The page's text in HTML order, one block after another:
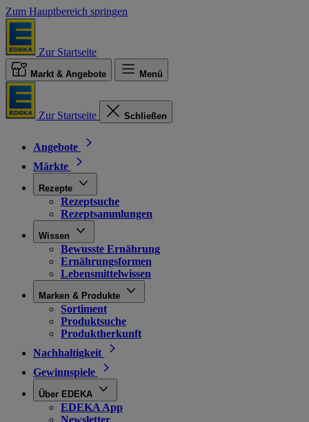
Zum Hauptbereich springen
Zur Startseite
Markt & Angebote Menü
Zur Startseite Schließen
Angebote
Märkte
Rezepte
Rezeptsuche
Rezeptsammlungen
Wissen
Bewusste Ernährung
Ernährungsformen
Lebensmittelwissen
Marken & Produkte
Sortiment
Produktsuche
Produktherkunft
Nachhaltigkeit
Gewinnspiele
Über EDEKA
EDEKA App
Newsletter